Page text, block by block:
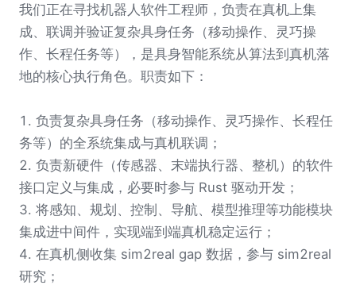
我们正在寻找机器人软件工程师，负责在真机上集
成、联调并验证复杂具身任务（移动操作、灵巧操
作、长程任务等），是具身智能系统从算法到真机落
地的核心执行角色。职责如下：
1. 负责复杂具身任务（移动操作、灵巧操作、长程任
务等）的全系统集成与真机联调；
2. 负责新硬件（传感器、末端执行器、整机）的软件
接口定义与集成，必要时参与 Rust 驱动开发；
3. 将感知、规划、控制、导航、模型推理等功能模块
集成进中间件，实现端到端真机稳定运行；
4. 在真机侧收集 sim2real gap 数据，参与 sim2real
研究；